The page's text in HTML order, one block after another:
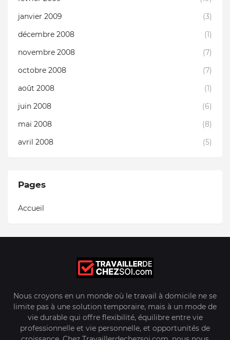
janvier 2009
(3)
décembre 2008
(1)
novembre 2008
(7)
octobre 2008
(7)
août 2008
(1)
juin 2008
(6)
mai 2008
(8)
avril 2008
(5)
Pages
Accueil
Nous croyons en un monde où le travail à domicile ne se
limite pas à une solution temporaire, mais à un mode de
vie durable qui offre flexibilité, équilibre entre vie
professionnelle et vie personnelle, et opportunités de